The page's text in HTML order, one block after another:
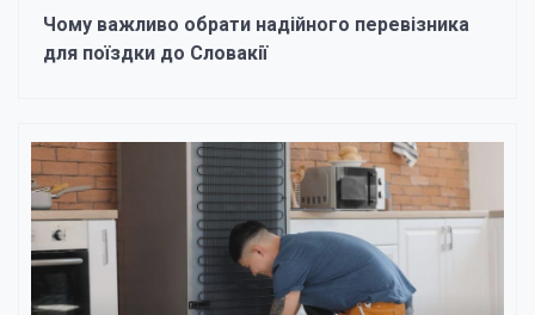
Чому важливо обрати надійного перевізника
для поїздки до Словакії